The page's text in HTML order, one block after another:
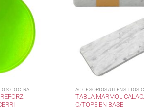
COCINA ACCESORIOS/UTENSILIOS
TABLA MARMOL
C/TOPE EN BASE